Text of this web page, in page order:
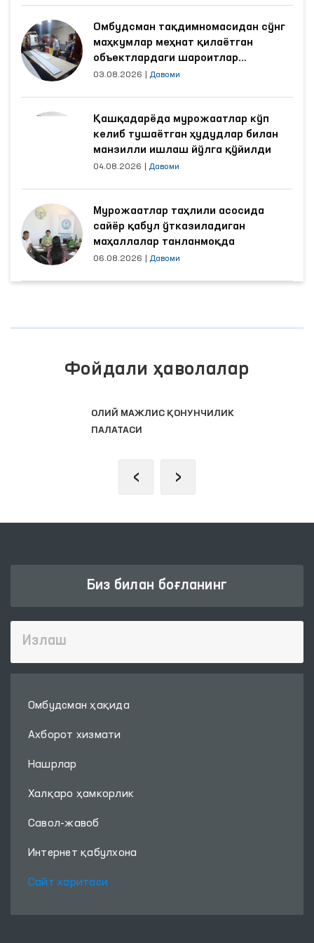
Омбудсман тақдимномасидан сўнг
маҳкумлар меҳнат қилаётган
объектлардаги шароитлар
яхшиланди
03.08.2026 Давоми
Қашқадарёда мурожаатлар кўп
келиб тушаётган ҳудудлар билан
манзилли ишлаш йўлга қўйилди
04.08.2026 Давоми
Мурожаатлар таҳлили асосида
сайёр қабул ўтказиладиган
маҳаллалар танланмоқда
06.08.2026 Давоми
Фойдали ҳаволалар
ОЛИЙ МАЖЛИС ҚОНУНЧИЛИК
ПАЛАТАСИ
‹ ›
Биз билан боғланинг
Омбудсман ҳақида
Ахборот хизмати
Нашрлар
Халқаро ҳамкорлик
Савол-жавоб
Интернет қабулхона
Сайт харитаси